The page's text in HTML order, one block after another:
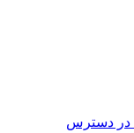
در دسترس